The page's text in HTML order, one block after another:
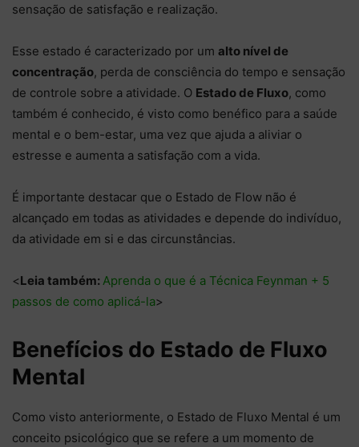
sensação de satisfação e realização.
Esse estado é caracterizado por um alto nível de
concentração, perda de consciência do tempo e sensação
de controle sobre a atividade. O Estado de Fluxo, como
também é conhecido, é visto como benéfico para a saúde
mental e o bem-estar, uma vez que ajuda a aliviar o
estresse e aumenta a satisfação com a vida.
É importante destacar que o Estado de Flow não é
alcançado em todas as atividades e depende do indivíduo,
da atividade em si e das circunstâncias.
<Leia também: Aprenda o que é a Técnica Feynman + 5
passos de como aplicá-la>
Benefícios do Estado de Fluxo
Mental
Como visto anteriormente, o Estado de Fluxo Mental é um
conceito psicológico que se refere a um momento de